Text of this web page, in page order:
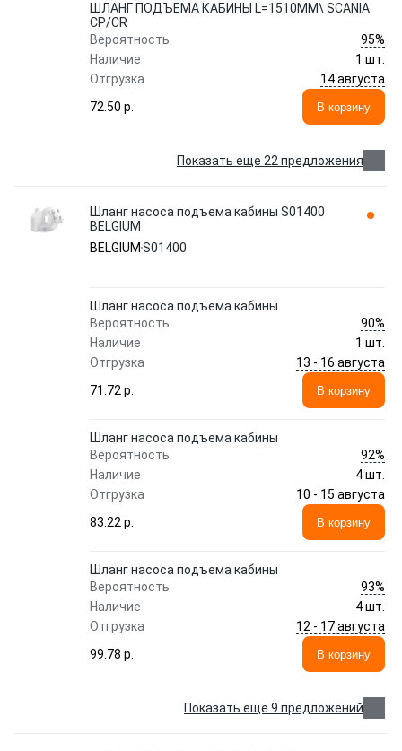
ШЛАНГ ПОДЪЕМА КАБИНЫ L=1510MM\ SCANIA
CP/CR
Вероятность
95%
Наличие
1 шт.
Отгрузка
14 августа
72.50 p.
В корзину
Показать еще 22 предложения
Шланг насоса подъема кабины S01400
BELGIUM
BELGIUM S01400
Шланг насоса подъема кабины
Вероятность
90%
Наличие
1 шт.
Отгрузка
13 - 16 августа
71.72 p.
В корзину
Шланг насоса подъема кабины
Вероятность
92%
Наличие
4 шт.
Отгрузка
10 - 15 августа
83.22 p.
В корзину
Шланг насоса подъема кабины
Вероятность
93%
Наличие
4 шт.
Отгрузка
12 - 17 августа
99.78 p.
В корзину
Показать еще 9 предложений